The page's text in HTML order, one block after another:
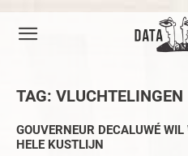
TAG: VLUCHTELINGEN
GOUVERNEUR DECALUWÉ
HELE KUSTLIJN